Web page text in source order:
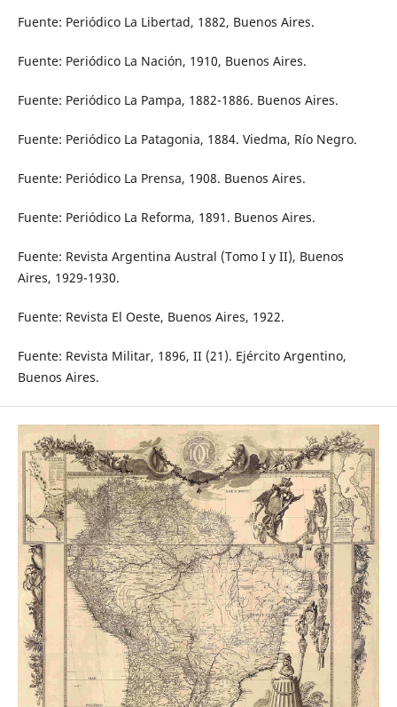
Fuente: Periódico La Libertad, 1882, Buenos Aires.
Fuente: Periódico La Nación, 1910, Buenos Aires.
Fuente: Periódico La Pampa, 1882-1886. Buenos Aires.
Fuente: Periódico La Patagonia, 1884. Viedma, Río Negro.
Fuente: Periódico La Prensa, 1908. Buenos Aires.
Fuente: Periódico La Reforma, 1891. Buenos Aires.
Fuente: Revista Argentina Austral (Tomo I y II), Buenos
Aires, 1929-1930.
Fuente: Revista El Oeste, Buenos Aires, 1922.
Fuente: Revista Militar, 1896, II (21). Ejército Argentino,
Buenos Aires.